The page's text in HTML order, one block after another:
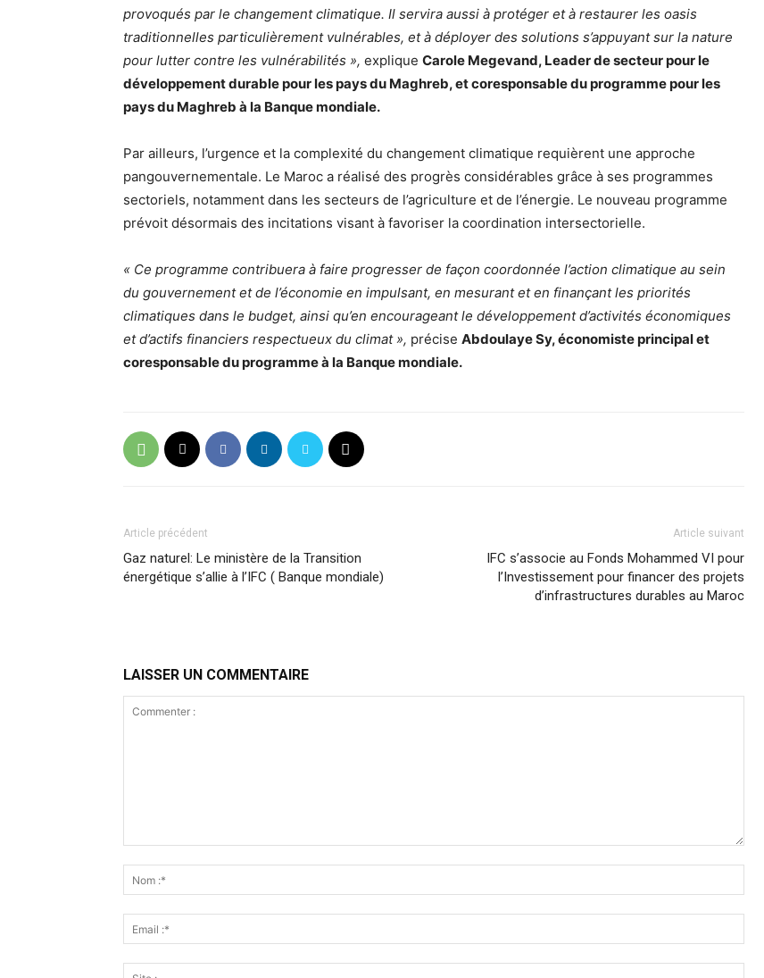
provoqués par le changement climatique. Il servira aussi à protéger et à restaurer les oasis
traditionnelles particulièrement vulnérables, et à déployer des solutions s’appuyant sur la nature
pour lutter contre les vulnérabilités », explique Carole Megevand, Leader de secteur pour le
développement durable pour les pays du Maghreb, et coresponsable du programme pour les
pays du Maghreb à la Banque mondiale.
Par ailleurs, l’urgence et la complexité du changement climatique requièrent une approche
pangouvernementale. Le Maroc a réalisé des progrès considérables grâce à ses programmes
sectoriels, notamment dans les secteurs de l’agriculture et de l’énergie. Le nouveau programme
prévoit désormais des incitations visant à favoriser la coordination intersectorielle.
« Ce programme contribuera à faire progresser de façon coordonnée l’action climatique au sein
du gouvernement et de l’économie en impulsant, en mesurant et en finançant les priorités
climatiques dans le budget, ainsi qu’en encourageant le développement d’activités économiques
et d’actifs financiers respectueux du climat », précise Abdoulaye Sy, économiste principal et
coresponsable du programme à la Banque mondiale.
Article précédent
Gaz naturel: Le ministère de la Transition
énergétique s’allie à l’IFC ( Banque mondiale)
Article suivant
IFC s’associe au Fonds Mohammed VI pour
l’Investissement pour financer des projets
d’infrastructures durables au Maroc
LAISSER UN COMMENTAIRE